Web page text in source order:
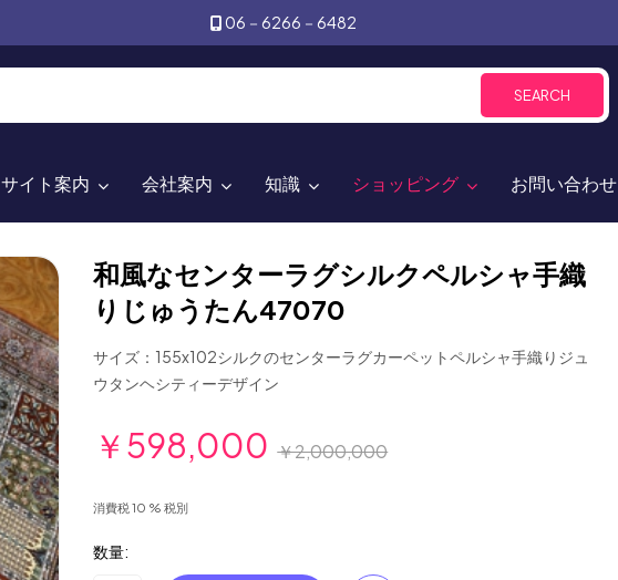
06－6266－6482
SEARCH
サイト案内 会社案内 知識 ショッピング お問い合わせ
和風なセンターラグシルクペルシャ手織
りじゅうたん47070
サイズ：155x102シルクのセンターラグカーペットペルシャ手織りジュ
ウタンヘシティーデザイン
￥598,000 ￥2,000,000
消費税 10 % 税別
数量: